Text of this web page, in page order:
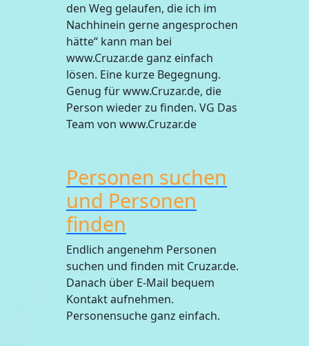
den Weg gelaufen, die ich im
Nachhinein gerne angesprochen
hätte“ kann man bei
www.Cruzar.de ganz einfach
lösen. Eine kurze Begegnung.
Genug für www.Cruzar.de, die
Person wieder zu finden. VG Das
Team von www.Cruzar.de
Personen suchen
und Personen
finden
Endlich angenehm Personen
suchen und finden mit Cruzar.de.
Danach über E-Mail bequem
Kontakt aufnehmen.
Personensuche ganz einfach.